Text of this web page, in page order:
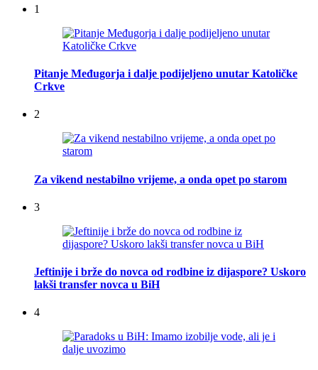
1
Pitanje Međugorja i dalje podijeljeno unutar Katoličke
Crkve
2
Za vikend nestabilno vrijeme, a onda opet po starom
3
Jeftinije i brže do novca od rodbine iz dijaspore? Uskoro
lakši transfer novca u BiH
4